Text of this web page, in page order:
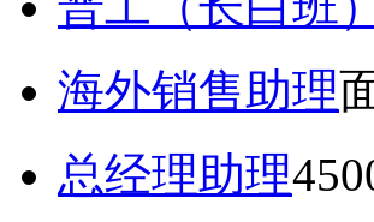
海外销售助理
总经理助理